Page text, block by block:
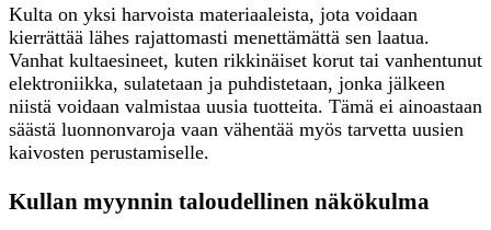
Kulta on yksi harvoista materiaaleista, jota voidaan
kierrättää lähes rajattomasti menettämättä sen laatua.
Vanhat kultaesineet, kuten rikkinäiset korut tai vanhentunut
elektroniikka, sulatetaan ja puhdistetaan, jonka jälkeen
niistä voidaan valmistaa uusia tuotteita. Tämä ei ainoastaan
säästä luonnonvaroja vaan vähentää myös tarvetta uusien
kaivosten perustamiselle.
Kullan myynnin taloudellinen näkökulma